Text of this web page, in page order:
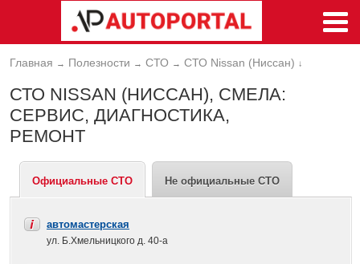
Главная → Полезности → СТО → СТО Nissan (Ниссан) ↓
СТО NISSAN (НИССАН), СМЕЛА:
СЕРВИС, ДИАГНОСТИКА,
РЕМОНТ
Официальные СТО Не официальные СТО
автомастерская
ул. Б.Хмельницкого д. 40-а